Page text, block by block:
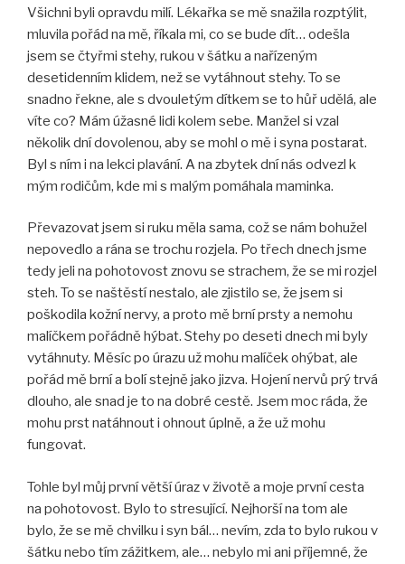
Všichni byli opravdu milí. Lékařka se mě snažila rozptýlit,
mluvila pořád na mě, říkala mi, co se bude dít… odešla
jsem se čtyřmi stehy, rukou v šátku a nařízeným
desetidenním klidem, než se vytáhnout stehy. To se
snadno řekne, ale s dvouletým dítkem se to hůř udělá, ale
víte co? Mám úžasné lidi kolem sebe. Manžel si vzal
několik dní dovolenou, aby se mohl o mě i syna postarat.
Byl s ním i na lekci plavání. A na zbytek dní nás odvezl k
mým rodičům, kde mi s malým pomáhala maminka.
Převazovat jsem si ruku měla sama, což se nám bohužel
nepovedlo a rána se trochu rozjela. Po třech dnech jsme
tedy jeli na pohotovost znovu se strachem, že se mi rozjel
steh. To se naštěstí nestalo, ale zjistilo se, že jsem si
poškodila kožní nervy, a proto mě brní prsty a nemohu
malíčkem pořádně hýbat. Stehy po deseti dnech mi byly
vytáhnuty. Měsíc po úrazu už mohu malíček ohýbat, ale
pořád mě brní a bolí stejně jako jizva. Hojení nervů prý trvá
dlouho, ale snad je to na dobré cestě. Jsem moc ráda, že
mohu prst natáhnout i ohnout úplně, a že už mohu
fungovat.
Tohle byl můj první větší úraz v životě a moje první cesta
na pohotovost. Bylo to stresující. Nejhorší na tom ale
bylo, že se mě chvilku i syn bál… nevím, zda to bylo rukou v
šátku nebo tím zážitkem, ale… nebylo mi ani příjemné, že